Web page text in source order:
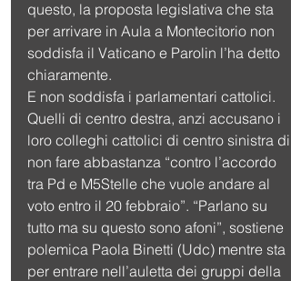
questo, la proposta legislativa che sta
per arrivare in Aula a Montecitorio non
soddisfa il Vaticano e Parolin l’ha detto
chiaramente.
E non soddisfa i parlamentari cattolici.
Quelli di centro destra, anzi accusano i
loro colleghi cattolici di centro sinistra di
non fare abbastanza “contro l’accordo
tra Pd e M5Stelle che vuole andare al
voto entro il 20 febbraio”. “Parlano su
tutto ma su questo sono afoni”, sostiene
polemica Paola Binetti (Udc) mentre sta
per entrare nell’auletta dei gruppi della